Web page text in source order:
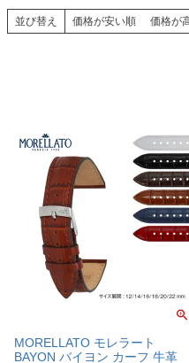
並び替え 価格が安い順 価格が
MORELLATO モレラート
BAYON バイヨン カーフ 牛革